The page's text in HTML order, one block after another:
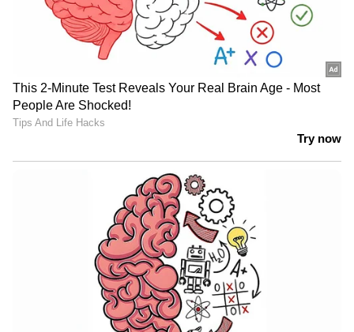
5
Our Own
വീക്കം തടയുന്നു
ദിവസവും ബദാം കഴിക്കുന്നത് വീക്കം തടയാൻ
സഹായിക്കും. ഹൃദ്രോഗം, പൊണ്ണത്തടി എന്നിവ
തടയാൻ ഇത് കഴിക്കുന്നത് നല്ലതാണ്.